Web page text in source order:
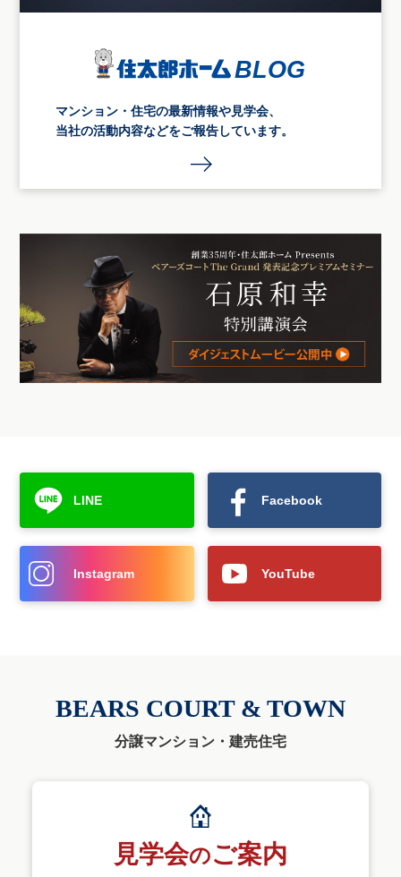
マンション・住宅の最新情報や見学会、
当社の活動内容などをご報告しています。
LINE Facebook
Instagram YouTube
BEARS COURT & TOWN
分譲マンション・建売住宅
見学会のご案内